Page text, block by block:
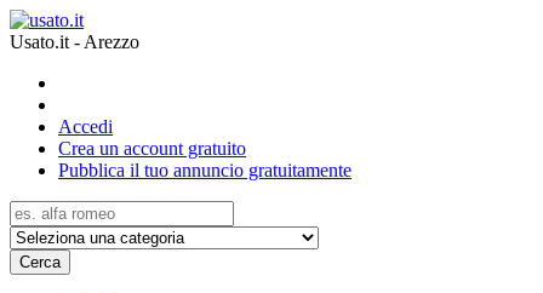
Usato.it - Arezzo
Accedi
Crea un account gratuito
Pubblica il tuo annuncio gratuitamente
Cerca